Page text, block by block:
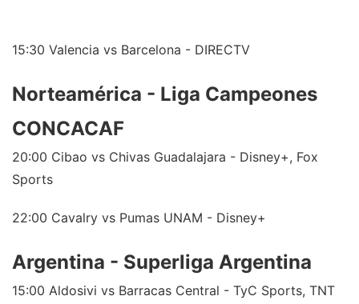
15:30 Valencia vs Barcelona - DIRECTV
Norteamérica - Liga Campeones
CONCACAF
20:00 Cibao vs Chivas Guadalajara - Disney+, Fox
Sports
22:00 Cavalry vs Pumas UNAM - Disney+
Argentina - Superliga Argentina
15:00 Aldosivi vs Barracas Central - TyC Sports, TNT